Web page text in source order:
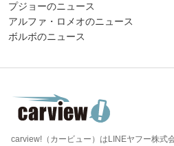
プジョーのニュース
アルファ・ロメオのニュース
ボルボのニュース
carview!（カービュー）はLINEヤフー株式